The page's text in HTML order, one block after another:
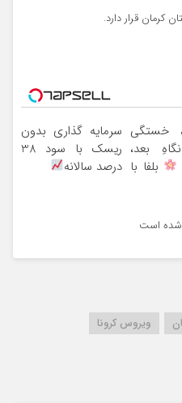
خستگی
بعد،
بلفا با
سرمایه گذاری بدون
ریسک با سود 38
درصد سالانه
ویروس کرونا